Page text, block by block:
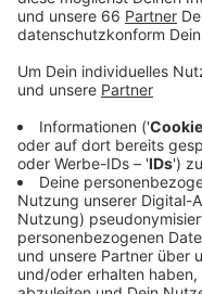
Im Heinrich-Heine-
Graphic Novel - einer
bekannten
Zeichnungen sind
literarischen Figuren
Umfeld zu sehen.
Samstag um 18 Uhr
Ausstellung läuft
Feierlichkeiten zum